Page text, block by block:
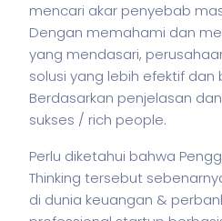
mencari akar penyebab
Dengan memahami dan
yang mendasari,
solusi yang lebih efektif dan
Berdasarkan penjelasan
sukses / rich people.
Perlu diketahui bahwa
Thinking tersebut
di dunia keuangan &